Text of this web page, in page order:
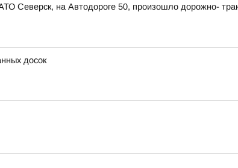
Северск, на Автодороге 50, произошло дорожно-
досок